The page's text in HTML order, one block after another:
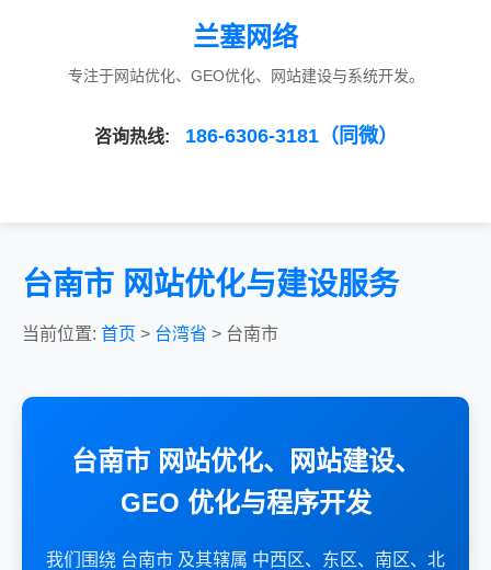
兰塞网络
专注于网站优化、GEO优化、网站建设与系统开发。
咨询热线: 186-6306-3181（同微）
台南市 网站优化与建设服务
当前位置: 首页 > 台湾省 > 台南市
台南市 网站优化、网站建设、
GEO 优化与程序开发
我们围绕 台南市 及其辖属 中西区、东区、南区、北